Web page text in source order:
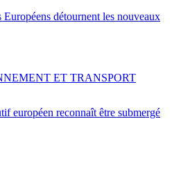
Européens détournent les nouveaux
européen reconnaît être submergé
ET TRANSPORT